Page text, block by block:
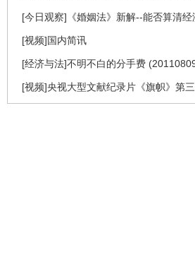
[今日观察]《婚姻法》新解--能否算清经
[视频]国内简讯
[经济与法]不明不白的分手费
[视频]央视大型文献纪录片《旗帜》第三